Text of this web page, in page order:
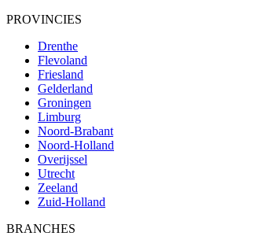
PROVINCIES
Drenthe
Flevoland
Friesland
Gelderland
Groningen
Limburg
Noord-Brabant
Noord-Holland
Overijssel
Utrecht
Zeeland
Zuid-Holland
BRANCHES